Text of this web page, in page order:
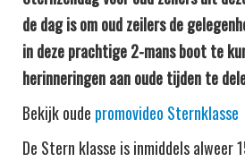
de dag is om oud zeilers de
in deze prachtige 2-mans boot te
herinneringen aan oude tijden te
Bekijk oude promovideo Sternklasse
De Stern klasse is inmiddels alweer